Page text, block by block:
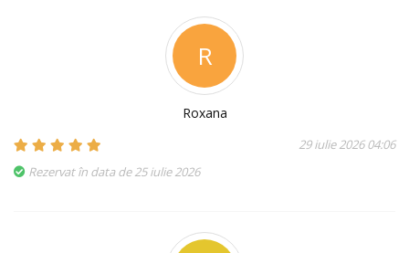
R
Roxana
29 iulie 2026 04:06
Rezervat în data de 25 iulie 2026